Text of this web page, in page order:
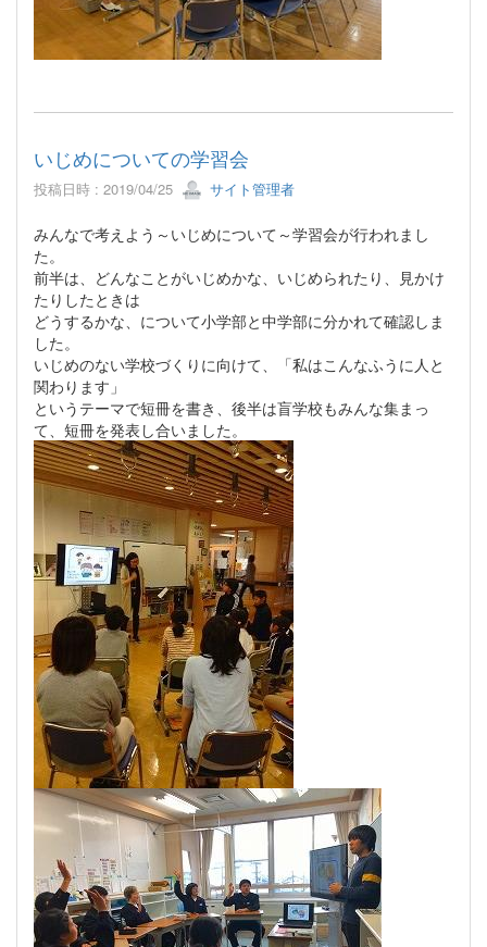
いじめについての学習会
投稿日時 : 2019/04/25 サイト管理者
みんなで考えよう～いじめについて～学習会が行われまし
た。
前半は、どんなことがいじめかな、いじめられたり、見かけ
たりしたときは
どうするかな、について小学部と中学部に分かれて確認しま
した。
いじめのない学校づくりに向けて、「私はこんなふうに人と
関わります」
というテーマで短冊を書き、後半は盲学校もみんな集まっ
て、短冊を発表し合いました。